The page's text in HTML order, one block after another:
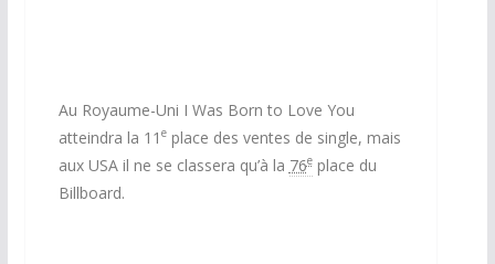
Au Royaume-Uni I Was Born to Love You
atteindra la 11 eplace des ventes de single, mais
aux USA il ne se classera qu’à la 76eplace du
Billboard.